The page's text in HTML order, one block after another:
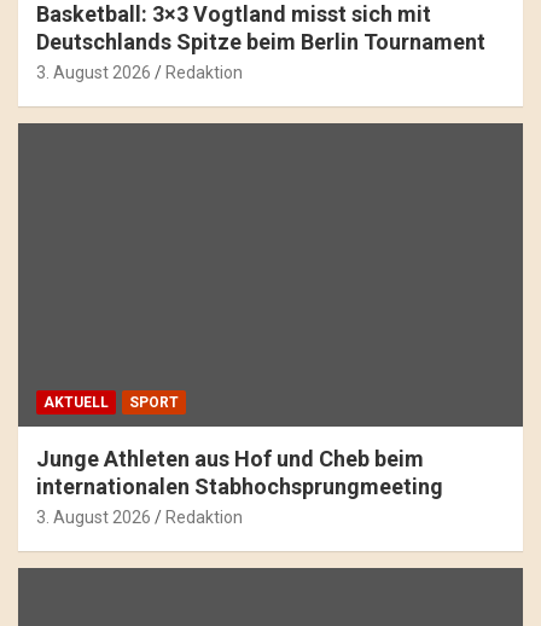
Basketball: 3×3 Vogtland misst sich mit
Deutschlands Spitze beim Berlin Tournament
3. August 2026 Redaktion
AKTUELL SPORT
Junge Athleten aus Hof und Cheb beim
internationalen Stabhochsprungmeeting
3. August 2026 Redaktion